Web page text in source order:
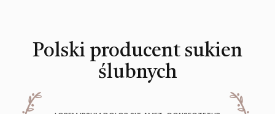
Polski producent sukien
ślubnych